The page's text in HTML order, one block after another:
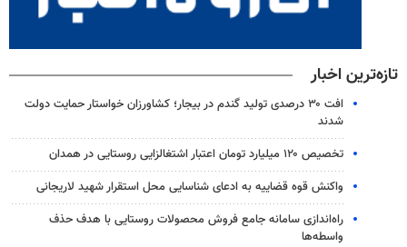
تازه‌ترین اخبار
افت ۳۰ درصدی تولید گندم در بیجار؛ کشاورزان خواستار حمایت دولت
شدند
تخصیص ۱۲۰ میلیارد تومان اعتبار اشتغالزایی روستایی در همدان
واکنش قوه قضاییه به ادعای شناسایی محل استقرار شهید لاریجانی
راه‌اندازی سامانه جامع فروش محصولات روستایی با هدف حذف
واسطه‌ها